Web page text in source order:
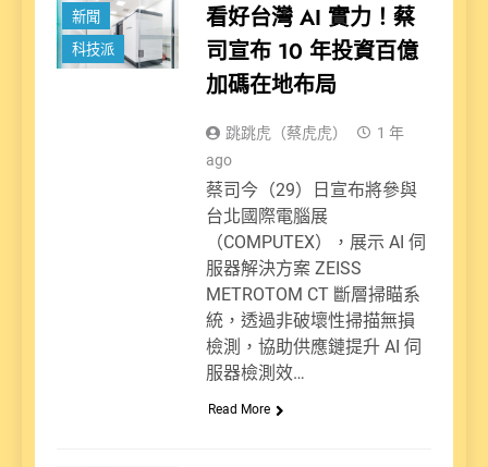
新聞
科技派
看好台灣 AI 實力！蔡
司宣布 10 年投資百億
加碼在地布局
跳跳虎（蔡虎虎）
1 年
ago
蔡司今（29）日宣布將參與
台北國際電腦展
（COMPUTEX），展示 AI 伺
服器解決方案 ZEISS
METROTOM CT 斷層掃瞄系
統，透過非破壞性掃描無損
檢測，協助供應鏈提升 AI 伺
服器檢測效…
Read More